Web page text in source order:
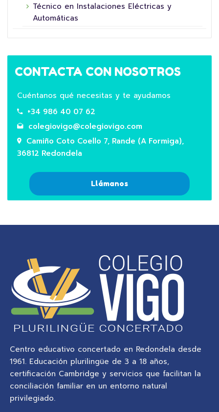
Técnico en Instalaciones Eléctricas y
Automáticas
CONTACTA CON NOSOTROS
Cuéntanos qué necesitas y te ayudamos
+34 986 40 07 62
colegiovigo@colegiovigo.com
Camiño Coto Coello 7, Rande (A Formiga),
36812 Redondela
Llámanos
Centro educativo concertado en Redondela desde
1961. Educación plurilingüe de 3 a 18 años,
certificación Cambridge y servicios que facilitan la
conciliación familiar en un entorno natural
privilegiado.